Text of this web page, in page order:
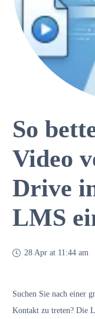
So
Video
Drive
LMS
28 Apr at 11:44 am
Suchen Sie nach einer
Kontakt zu treten? Die